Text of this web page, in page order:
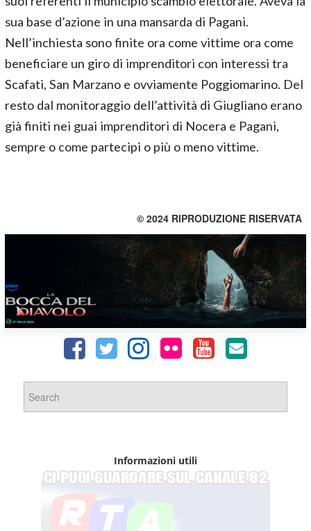
sua base d’azione in una mansarda di Pagani.
Nell’inchiesta sono finite ora come vittime ora come
beneficiare un giro di imprenditori con interessi tra
Scafati, San Marzano e ovviamente Poggiomarino. Del
resto dal monitoraggio dell’attività di Giugliano erano
già finiti nei guai imprenditori di Nocera e Pagani,
sempre o come partecipi o più o meno vittime.
© 2024 RIPRODUZIONE RISERVATA
Informazioni utili